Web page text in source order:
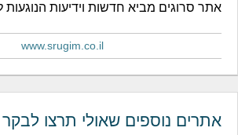
אתר סרוגים מביא חדשות וידיעות הנוגעות
www.srugim.co.il
אתרים נוספים שאולי תרצו